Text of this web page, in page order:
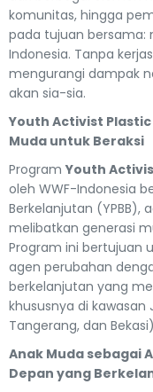
komunitas, hingga
pada tujuan bersama:
Indonesia. Tanpa
mengurangi dampak
akan sia-sia.
Youth Activist
Muda untuk Beraksi
ProgramYouth
oleh WWF-Indonesia
Berkelanjutan
melibatkan generasi
Program ini bertujuan
agen perubahan
berkelanjutan yang
khususnya di kawasan
Tangerang, dan
Anak Muda sebagai
Depan yang